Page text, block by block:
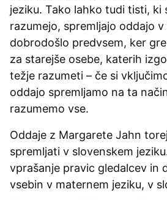
jeziku. Tako lahko tudi tisti, ki
razumejo, spremljajo oddajo
dobrodošlo predvsem, ker
za starejše osebe, katerih
težje razumeti – če si
oddajo spremljamo na ta
razumemo vse.
Oddaje z Margarete Jahn
spremljati v slovenskem
vprašanje pravic gledalcev in
vsebin v maternem jeziku, v